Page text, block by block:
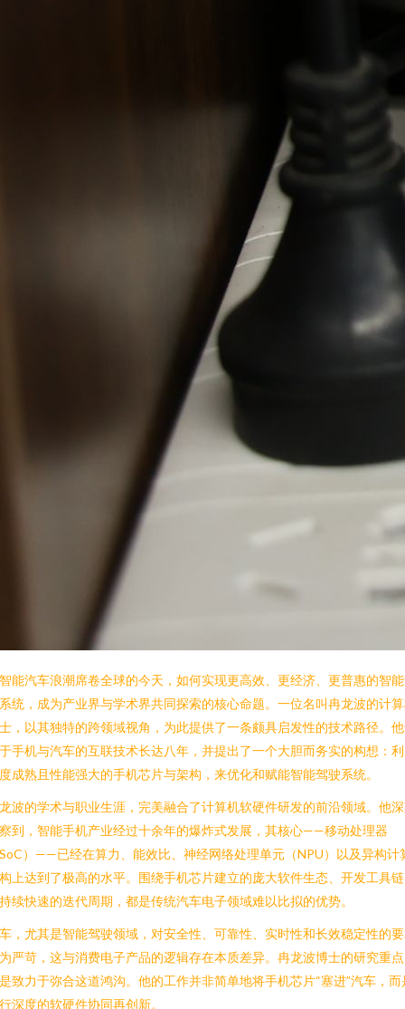
能汽车浪潮席卷全球的今天，如何实现更高效、更经济、更普惠的智
统，成为产业界与学术界共同探索的核心命题。一位名叫冉龙波的计
，以其独特的跨领域视角，为此提供了一条颇具启发性的技术路径。
手机与汽车的互联技术长达八年，并提出了一个大胆而务实的构想：
成熟且性能强大的手机芯片与架构，来优化和赋能智能驾驶系统。
波的学术与职业生涯，完美融合了计算机软硬件研发的前沿领域。他
到，智能手机产业经过十余年的爆炸式发展，其核心——移动处理器
）——已经在算力、能效比、神经网络处理单元（NPU）以及异构计
上达到了极高的水平。围绕手机芯片建立的庞大软件生态、开发工具
续快速的迭代周期，都是传统汽车电子领域难以比拟的优势。
，尤其是智能驾驶领域，对安全性、可靠性、实时性和长效稳定性的
严苛，这与消费电子产品的逻辑存在本质差异。冉龙波博士的研究重
致力于弥合这道鸿沟。他的工作并非简单地将手机芯片“塞进”汽车，而
深度的软硬件协同再创新。